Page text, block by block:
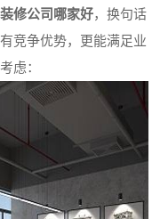
修公司哪家好，换句话
竞争优势，更能满足业
虑：